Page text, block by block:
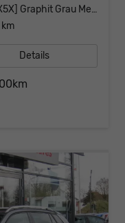
[5X5X] Graphit Grau Metallic
Details